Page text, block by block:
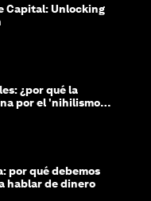
Capital: Unlocking
¿por qué la
por el 'nihilismo
por qué debemos
hablar de dinero